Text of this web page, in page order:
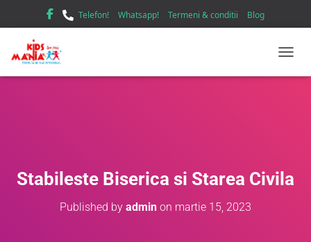
Telefon! Whatsapp! Termeni & conditii Blog
Stabileste Biserica si Starea Civila
Published by admin on martie 15, 2023